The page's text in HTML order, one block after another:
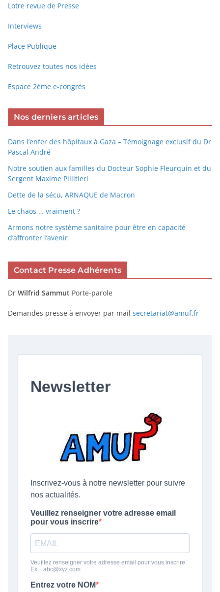
Lotre revue de Presse
Interviews
Place Publique
Retrouvez toutes nos idées
Espace 2ème e-congrès
Nos derniers articles
Dans l’enfer des hôpitaux à Gaza – Témoignage exclusif du Dr
Pascal André
Notre soutien aux familles du Docteur Sophie Fleurquin et du
Sergent Maxime Pillitieri
Dette de la sécu, ARNAQUE de Macron
Le chaos … vraiment ?
Armons notre système sanitaire pour être en capacité
d’affronter l’avenir
Contact Presse Adhérents
Dr Wilfrid Sammut Porte-parole
Demandes presse à envoyer par mail secretariat@amuf.fr